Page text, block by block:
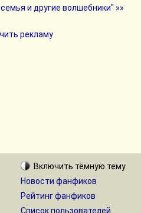
и другие волшебники" »»
рекламу
Включить тёмную тему
Новости фанфиков
Рейтинг фанфиков
Список пользователей